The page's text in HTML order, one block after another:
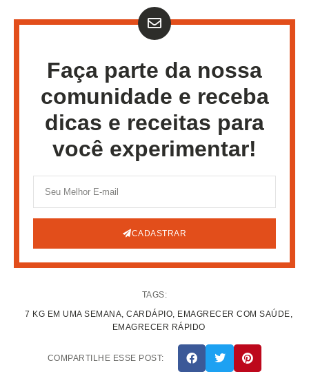
Faça parte da nossa
comunidade e receba
dicas e receitas para
você experimentar!
CADASTRAR
TAGS:
7 KG EM UMA SEMANA, CARDÁPIO, EMAGRECER COM SAÚDE,
EMAGRECER RÁPIDO
COMPARTILHE ESSE POST: